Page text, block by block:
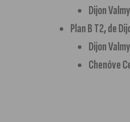
Dijon Valmy
Plan B T2, de
Dijon Valmy
Chenôve